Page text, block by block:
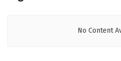
No Content